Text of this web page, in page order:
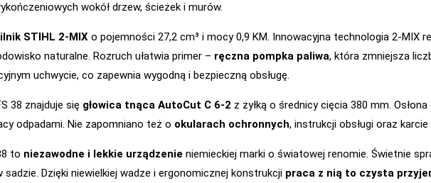
wokół drzew, ścieżek i murów.
STIHL 2-MIX o pojemności 27,2 cm³ i mocy 0,9 KM. Innowacyjna technologia 2-MIX
naturalne. Rozruch ułatwia primer – ręczna pompka paliwa, która zmniejsza
uchwycie, co zapewnia wygodną i bezpieczną obsługę.
38 znajduje się głowica tnąca AutoCut C 6-2 z żyłką o średnicy cięcia 380 mm.
odpadami. Nie zapomniano też o okularach ochronnych, instrukcji obsługi oraz
to niezawodne i lekkie urządzenie niemieckiej marki o światowej renomie. Świetnie
sadzie. Dzięki niewielkiej wadze i ergonomicznej konstrukcji praca z nią to czysta